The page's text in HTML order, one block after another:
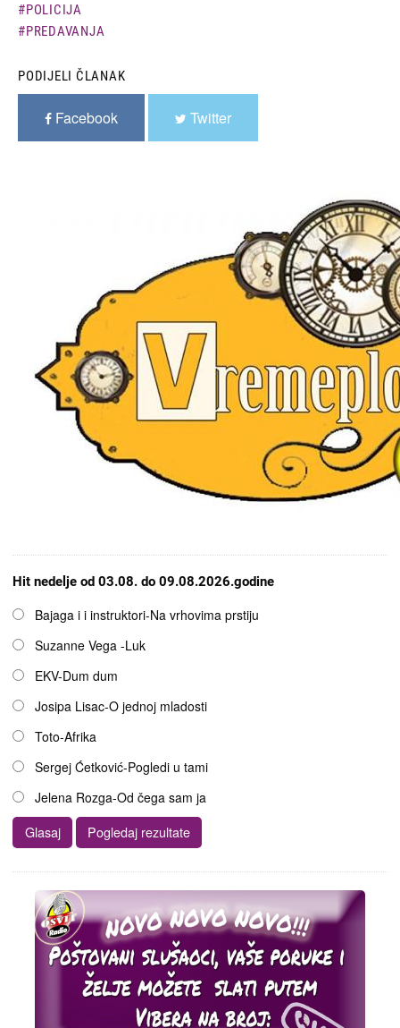
POLICIJA
PREDAVANJA
PODIJELI ČLANAK
Facebook Twitter
Hit nedelje od 03.08. do 09.08.2026.godine
OpcijeBajaga i i instruktori-Na vrhovima prstiju
Suzanne Vega -Luk
EKV-Dum dum
Josipa Lisac-O jednoj mladosti
Toto-Afrika
Sergej Ćetković-Pogledi u tami
Jelena Rozga-Od čega sam ja